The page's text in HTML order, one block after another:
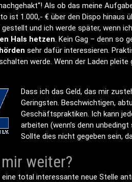
Als ob das meine
ist 1.000,- € über den Dispo
gestellt und ich werde später, wenn
Hals hetzen. Kein Gag – denn so
sehr dafür interessieren.
werde. Wenn der Laden
Dass ich das Geld, das mir
Geringsten. Beschwichtigen,
Geschäftspraktiken. Ich kann
arbeiten (wenn’s denn
Sollte dies nicht gegeben sein,
weiter?
eine total interessante neue Stelle